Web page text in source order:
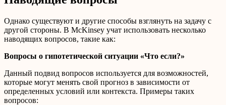
Однако существуют и другие способы взглянуть на задачу с
другой стороны. В McKinsey учат использовать несколько
наводящих вопросов, такие как:
Вопросы о гипотетической ситуации «Что если?»
Данный подвид вопросов используется для возможностей,
которые могут менять свой прогноз в зависимости от
определенных условий или контекста. Примеры таких
вопросов: